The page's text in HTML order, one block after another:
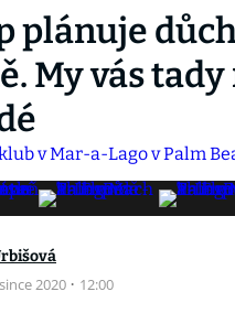
plánuje
My vás
2020 · 12:00